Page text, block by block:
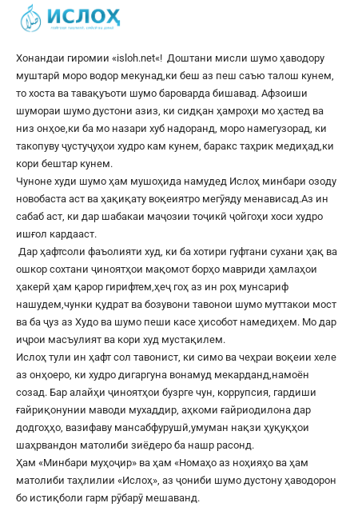
Хонандаи гиромии «isloh.net«! Доштани мисли шумо ҳаводору
муштарӣ моро водор мекунад,ки беш аз пеш саъю талош кунем,
то хоста ва тавақуъоти шумо бароварда бишавад. Афзоиши
шумораи шумо дустони азиз, ки сидқан ҳамроҳи мо ҳастед ва
низ онҳое,ки ба мо назари хуб надоранд, моро намегузорад, ки
такопуву ҷустуҷуҳои худро кам кунем, баракс таҳрик медиҳад,ки
кори бештар кунем.
Чуноне худи шумо ҳам мушоҳида намудед Ислоҳ минбари озоду
новобаста аст ва ҳақиқату воқеиятро мегӯяду менависад.Аз ин
сабаб аст, ки дар шабакаи маҷозии тоҷикӣ ҷойгоҳи хоси худро
ишғол кардааст.
Дар ҳафтсоли фаъолияти худ, ки ба хотири гуфтани сухани ҳақ ва
ошкор сохтани ҷиноятҳои мақомот борҳо мавриди ҳамлаҳои
ҳакерӣ ҳам қарор гирифтем,ҳеҷ гоҳ аз ин роҳ мунсариф
нашудем,чунки қудрат ва бозувони тавонои шумо муттакои мост
ва ба ҷуз аз Худо ва шумо пеши касе ҳисобот намедиҳем. Мо дар
иҷрои масъулият ва кори худ мустақилем.
Ислоҳ тули ин ҳафт сол тавонист, ки симо ва чеҳраи воқеии хеле
аз онҳоеро, ки худро дигаргуна вонамуд мекарданд,намоён
созад. Бар алайҳи ҷиноятҳои бузрге чун, коррупсия, гардиши
ғайриқонунии маводи мухаддир, аҳкоми ғайриодилона дар
додгоҳҳо, вазифаву мансабфурушӣ,умуман нақзи ҳуқуқҳои
шаҳрвандон матолиби зиёдеро ба нашр расонд.
Ҳам «Минбари муҳоҷир» ва ҳам «Номаҳо аз ноҳияҳо ва ҳам
матолиби таҳлилии «Ислоҳ», аз ҷониби шумо дустону ҳаводорон
бо истиқболи гарм рӯбарӯ мешаванд.